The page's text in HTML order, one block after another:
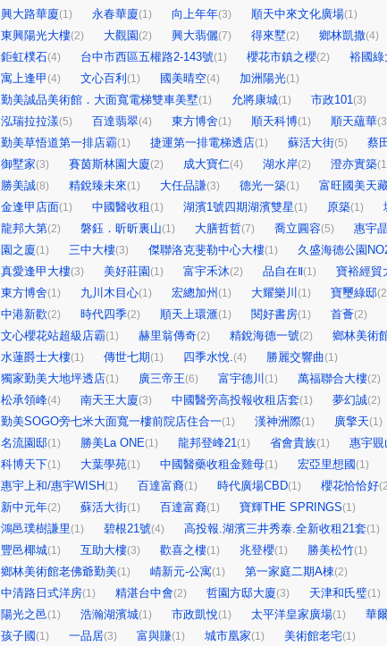
興大路華廈(1) 永春華廈(1) 向上年年(3) 順天中來文化廣場(1)
東興陽光大樓(2) 大觀園 (2) 興大翡儷(7) 得來墅(2) 鄉林凱撒(4)
鉅虹樸石(4) 台中市西區五權路2-143號(1) 櫻花市鎮之櫻(2) 裕國
寓上逢甲 (4) 文心百利 (1) 國美晴空(4) 加洲陽光(1)
勤美誠品美術館．大面寬電梯雙車美墅(1) 允將康城(1) 市政101(3)
泓瑞拉拉漾(5) 百達翡翠(4) 東方博舍(1) 順天科博(1) 順天蘊華
勤美草悟道第一排店霸(1) 捷運第一排電梯透店(1) 蘇活大街(5) 蔡
御墅家(3) 賽茵斯林園大廈(2) 成大寶仁(4) 湖水岸(2) 澄亦實築
勝美誠(8) 精銳臻未來(1) 大任品謙(3) 德光一築(1) 富旺國美天
金逢甲店面(1) 中國醫收租 (1) 湖濱1號四期湖濱雙星(1) 原築(1)
龍邦大第(2) 磐鈺．昕昕裏山(1) 大膳哲哲(7) 喬立圓容(5) 惠宇
園之廈(1) 三中大樓(3) 傑聯洛克斐勒中心大樓(1) 久盛海德公園
真愛逢甲大樓(3) 美好莊園 (1) 富宇禾沐(2) 品自在Ⅱ(1) 寶裕經貿
東方博舍(1) 九川木目心(1) 宏總加州 (1) 大耀樂川 (1) 寶璽綠邸
中港新歡(2) 時代四季(2) 順天上環滙(1) 閱好書房(1) 首薈(2)
文心櫻花站超級店霸(1) 赫里翁傳奇(2) 精銳海德一號(2) 鄉林美術
水蓮爵士大樓(1) 傳世七期(1) 四季水悅.(4) 勝麗交響曲(1)
獨家勤美大地坪透店(1) 廣三帝王(6) 富宇德川 (1) 萬福聯合大樓(2)
松承領峰(4) 南天王大廈(3) 中國醫旁高投報收租店套(1) 夢幻誠(2)
勤美SOGO旁七米大面寬一樓前院店住合一(1) 漢神洲際(1) 廣擎天(1)
名流園邸(1) 勝美La ONE(1) 龍邦登峰21(1) 省會貴族(1) 惠宇覞
科博天下(1) 大葉學苑(1) 中國醫藥收租金雞母(1) 宏亞里想國 (1)
惠宇上和/惠宇WISH(1) 百達富裔(1) 時代廣場CBD(1) 櫻花恰恰好
新中元年(2) 蘇活大街(1) 百達富裔(1) 寶輝THE SPRINGS(1)
鴻邑璞樹謙里(1) 碧根21號(4) 高投報.湖濱三井秀泰.全新收租21套(1)
豐邑椰城(1) 互助大樓(3) 歡喜之樓(1) 兆登櫻(1) 勝美松竹(1)
鄉林美術館老佛爺勤美(1) 崝新元-公寓(1) 第一家庭二期A棟(2)
中清路日式洋房(1) 精湛台中會(2) 哲園方邸大廈(3) 天津和氏璧(1)
陽光之邑(1) 浩瀚湖濱城(1) 市政凱悅(1) 太平洋皇家廣場(1) 華
孩子國 (1) 一品居(3) 富與賺(1) 城市凰家(1) 美術館老宅(1)